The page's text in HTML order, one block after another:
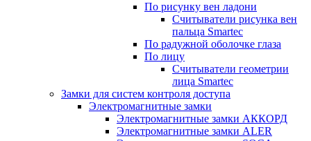
По рисунку вен ладони
Считыватели рисунка вен
пальца Smartec
По радужной оболочке глаза
По лицу
Считыватели геометрии
лица Smartec
Замки для систем контроля доступа
Электромагнитные замки
Электромагнитные замки АККОРД
Электромагнитные замки ALER